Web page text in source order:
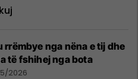
rrëmbye nga nëna e tij dhe
të fshihej nga bota
2026